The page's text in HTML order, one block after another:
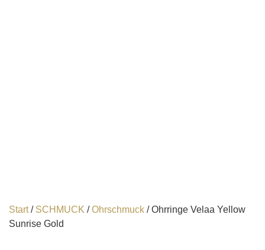
Start/ SCHMUCK /Ohrschmuck / Ohrringe Velaa Yellow
Sunrise Gold